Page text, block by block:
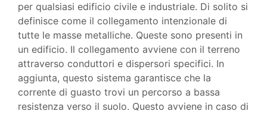
per qualsiasi edificio civile e industriale. Di solito si
definisce come il collegamento intenzionale di
tutte le masse metalliche. Queste sono presenti in
un edificio. Il collegamento avviene con il terreno
attraverso conduttori e dispersori specifici. In
aggiunta, questo sistema garantisce che la
corrente di guasto trovi un percorso a bassa
resistenza verso il suolo. Questo avviene in caso di